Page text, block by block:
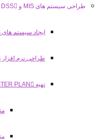
طراحی سیستم های MIS و DSS
ایجاد سیستم های MIS و DSS
طراحی نرم افزار TPS
متدولوژی Agile
متدولوژی